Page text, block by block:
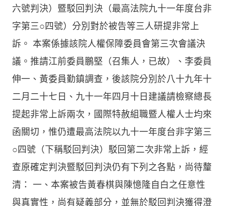
六號判決）暨駁回判決（最高法院九十一年度台非
字第三○四號）分別對於被告等三人研提非常上
訴。 本案係據該院人權保障委員會第三次會議決
議。推請江前委員鵬堅（召集人，已故）、李委員
伸一、黃委員勤鎮調查，後該院分別於八十九年十
二月二十七日、九十一年四月十日建議請檢察總長
提起非常上訴兩次，國際特赦組職暨人權人士均來
函關切，惟仍遭最高法院以九十一年度台非字第三
○四號（下稱駁回判決）駁回第二次非常上訴，經
查原確定判決暨駁回判決仍有下列之各點，尚待釐
清： 一、本案被告黃春棋與陳憶隆自白之任意性
與真實性，尚有疑義部分，並無於駁回判決獲得澄